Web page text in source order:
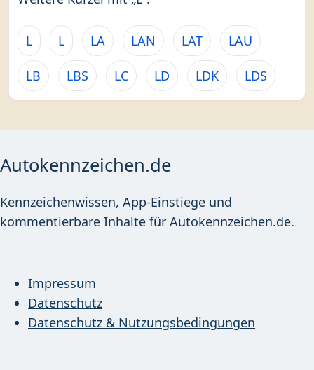
L L LA LAN LAT LAU
LB LBS LC LD LDK LDS
Autokennzeichen.de
Kennzeichenwissen, App-Einstiege und
kommentierbare Inhalte für Autokennzeichen.de.
Impressum
Datenschutz
Datenschutz & Nutzungsbedingungen